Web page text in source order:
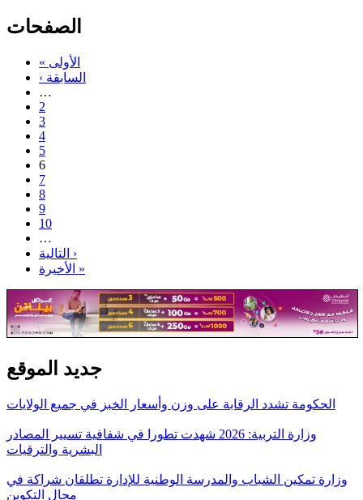
الصفحات
« الأولى
‹ السابقة
…
2
3
4
5
6
7
8
9
10
…
التالية ›
الأخيرة »
جديد الموقع
الحكومة تشدد الرقابة على وزن وأسعار الخبز في جميع الولايات
وزارة التربية: 2026 شهدت تطورا في شفافية تسيير المصادر
البشرية والترقيات
وزارة تمكين الشباب والمدرسة الوطنية للإدارة تطلقان شراكة في
مجال التكوين